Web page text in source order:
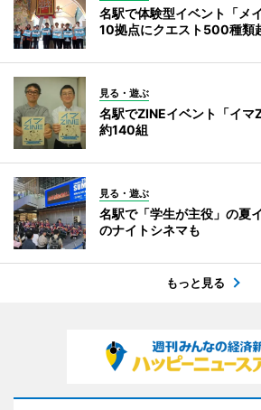
名駅で体験型イベント「
10拠点にクエスト500種類
見る・遊ぶ
名駅でZINEイベント「イ
約140組
見る・遊ぶ
名駅で「学生が主役」の
のナイトシネマも
もっと見る